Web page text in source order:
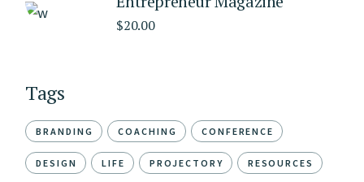
$20.00
Tags
BRANDING COACHING CONFERENCE
DESIGN LIFE PROJECTORY RESOURCES